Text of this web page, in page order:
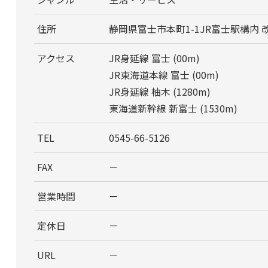
住所 静岡県富士市本町1-1JR富士駅構内
アクセス
JR身延線 富士 (00m)
JR東海道本線 富士 (00m)
JR身延線 柚木 (1280m)
東海道新幹線 新富士 (1530m)
TEL 0545-66-5126
FAX －
営業時間 －
定休日 －
URL －